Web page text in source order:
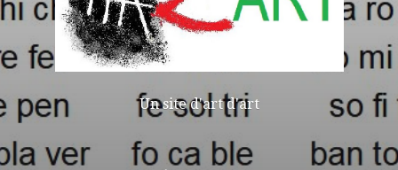
Un site d'art d'art